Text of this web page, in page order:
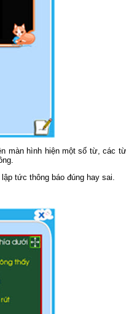
màn hình hiện một số từ, các
tức thông báo đúng hay sai.